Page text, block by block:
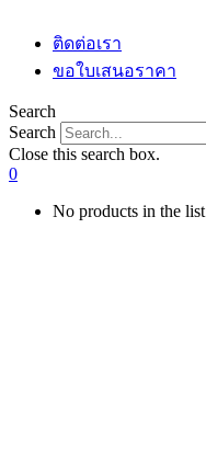
ติดต่อเรา
ขอใบเสนอราคา
Search
Search
Close this search box.
0
No products in the list